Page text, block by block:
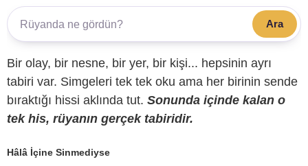
Ara
Bir olay, bir nesne, bir yer, bir kişi... hepsinin ayrı
tabiri var. Simgeleri tek tek oku ama her birinin sende
bıraktığı hissi aklında tut. Sonunda içinde kalan o
tek his, rüyanın gerçek tabiridir.
Hâlâ İçine Sinmediyse